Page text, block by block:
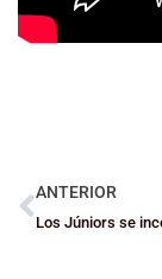
ANTERIOR